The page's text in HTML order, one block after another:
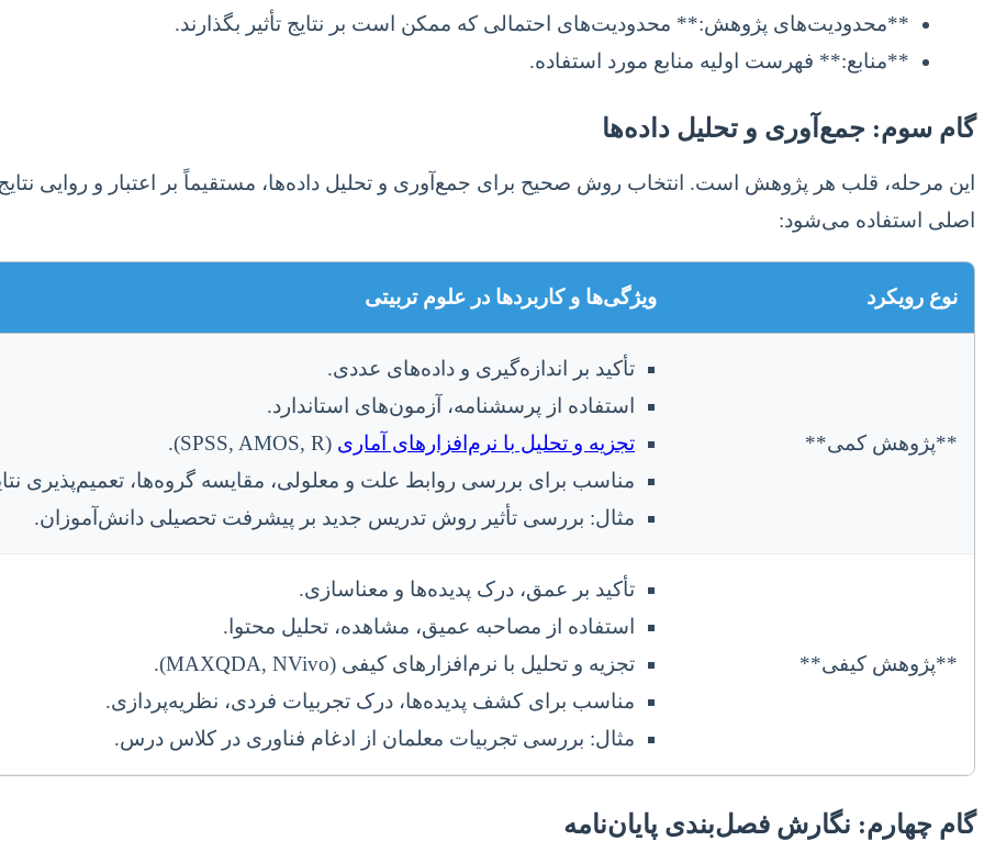
**محدودیت‌های پژوهش:** محدودیت‌های احتمالی که ممکن است بر نتایج تأثیر بگذارند.
**منابع:** فهرست اولیه منابع مورد استفاده.
گام سوم: جمع‌آوری و تحلیل داده‌ها
این مرحله، قلب هر پژوهش است. انتخاب روش صحیح برای جمع‌آوری و تحلیل داده‌ها، مستقیماً بر اعتبار و روایی نتایج
اصلی استفاده می‌شود:
نوع رویکرد ویژگی‌ها و کاربردها در علوم تربیتی
**پژوهش کمی**
تأکید بر اندازه‌گیری و داده‌های عددی.
استفاده از پرسشنامه، آزمون‌های استاندارد.
تجزیه و تحلیل با نرم‌افزارهای آماری (SPSS, AMOS, R).
مناسب برای بررسی روابط علت و معلولی، مقایسه گروه‌ها، تعمیم‌پذیری
مثال: بررسی تأثیر روش تدریس جدید بر پیشرفت تحصیلی دانش‌آموزان.
**پژوهش کیفی**
تأکید بر عمق، درک پدیده‌ها و معناسازی.
استفاده از مصاحبه عمیق، مشاهده، تحلیل محتوا.
تجزیه و تحلیل با نرم‌افزارهای کیفی (MAXQDA, NVivo).
مناسب برای کشف پدیده‌ها، درک تجربیات فردی، نظریه‌پردازی.
مثال: بررسی تجربیات معلمان از ادغام فناوری در کلاس درس.
گام چهارم: نگارش فصل‌بندی پایان‌نامه